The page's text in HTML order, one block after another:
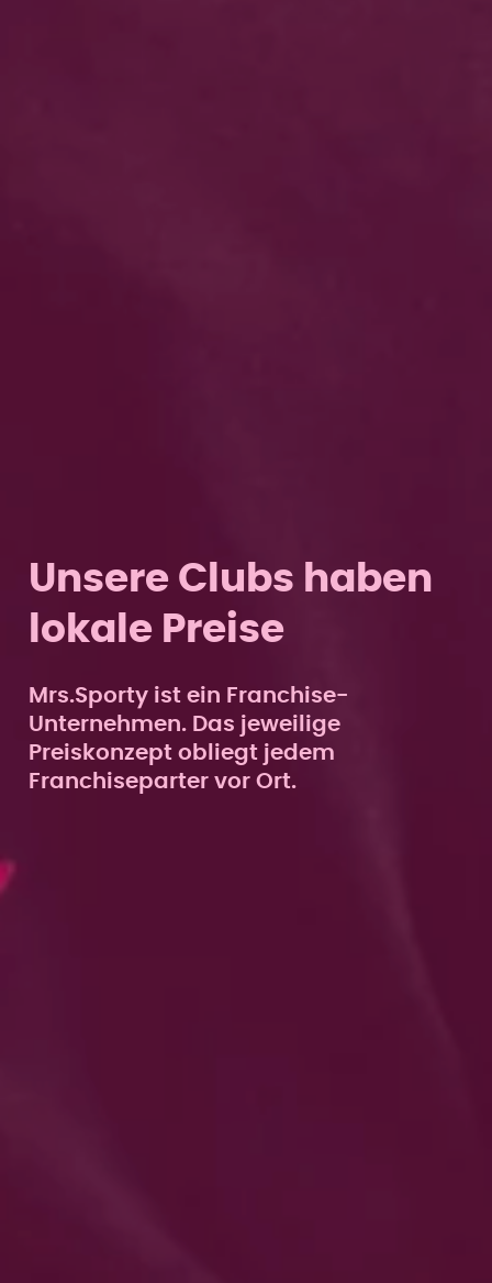
Unsere Clubs haben
lokale Preise
Mrs.Sporty ist ein Franchise-
Unternehmen. Das jeweilige
Preiskonzept obliegt jedem
Franchiseparter vor Ort.